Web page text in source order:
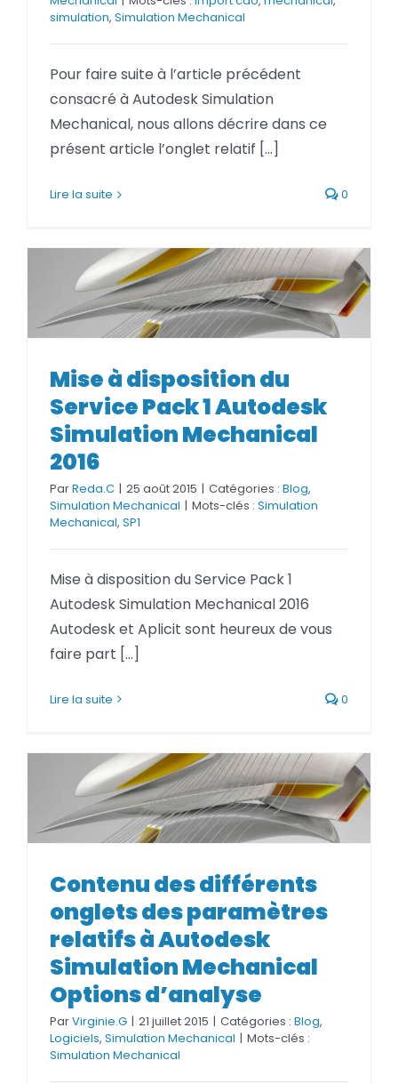
simulation, Simulation Mechanical
Pour faire suite à l’article précédent
consacré à Autodesk Simulation
Mechanical, nous allons décrire dans ce
présent article l’onglet relatif [...]
Lire la suite 0
Pack 1 Autodesk Simulation
Mechanical 2016
Mise à disposition du
Service Pack 1 Autodesk
Simulation Mechanical
2016
ParReda.C | 25 août 2015 | Catégories : Blog,
Simulation Mechanical | Mots-clés : Simulation
Mechanical, SP1
Mise à disposition du Service Pack 1
Autodesk Simulation Mechanical 2016
Autodesk et Aplicit sont heureux de vous
faire part [...]
Lire la suite 0
des paramètres relatifs à
Autodesk Simulation
Mechanical Options d’analyse
Contenu des différents
onglets des paramètres
relatifs à Autodesk
Simulation Mechanical
Options d’analyse
ParVirginie.G | 21 juillet 2015 | Catégories : Blog,
Logiciels, Simulation Mechanical | Mots-clés :
Simulation Mechanical